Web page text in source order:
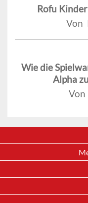
Rofu
Von
Wie die
Alpha